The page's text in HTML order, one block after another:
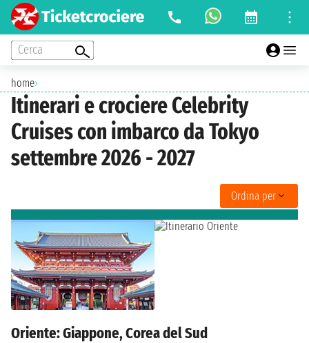
Cerca
home›
Itinerari e crociere Celebrity
Cruises con imbarco da Tokyo
settembre 2026 - 2027
Ordina per
Oriente: Giappone, Corea del Sud